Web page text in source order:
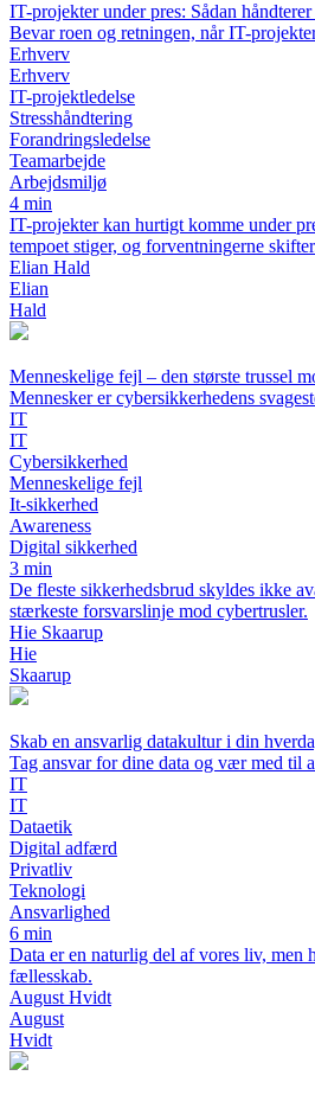
IT-projekter under pres: Sådan
Bevar roen og retningen, når IT-
Erhverv
Erhverv
IT-projektledelse
Stresshåndtering
Forandringsledelse
Teamarbejde
Arbejdsmiljø
4 min
IT-projekter kan hurtigt komme under
tempoet stiger, og forventningerne
Elian Hald
Elian
Hald
Menneskelige fejl – den største trussel
Mennesker er cybersikkerhedens
IT
IT
Cybersikkerhed
Menneskelige fejl
It-sikkerhed
Awareness
Digital sikkerhed
3 min
De fleste sikkerhedsbrud skyldes ikke
stærkeste forsvarslinje mod cybertrusler.
Hie Skaarup
Hie
Skaarup
Skab en ansvarlig datakultur i din
Tag ansvar for dine data og vær med til
IT
IT
Dataetik
Digital adfærd
Privatliv
Teknologi
Ansvarlighed
6 min
Data er en naturlig del af vores liv,
fællesskab.
August Hvidt
August
Hvidt